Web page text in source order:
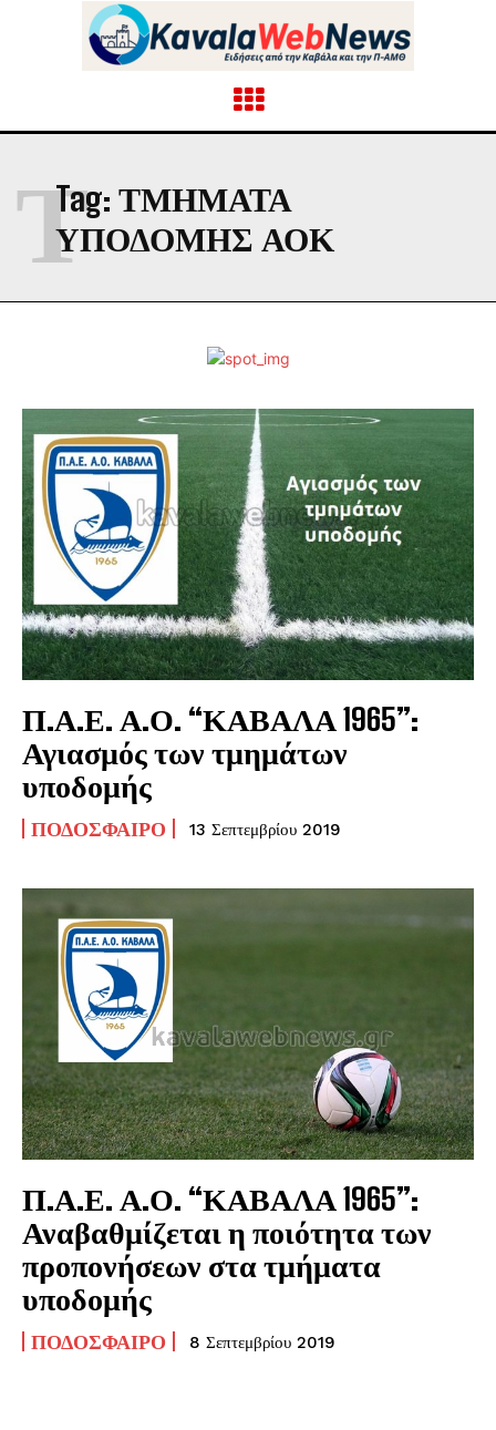
Tag: ΤΜΉΜΑΤΑ
ΥΠΟΔΟΜΉΣ ΑΟΚ
Τ
Π.Α.Ε. Α.Ο. “ΚΑΒΑΛΑ 1965”:
Αγιασμός των τμημάτων
υποδομής
ΠΟΔΌΣΦΑΙΡΟ 13 Σεπτεμβρίου 2019
Π.Α.Ε. Α.Ο. “ΚΑΒΑΛΑ 1965”:
Αναβαθμίζεται η ποιότητα των
προπονήσεων στα τμήματα
υποδομής
ΠΟΔΌΣΦΑΙΡΟ 8 Σεπτεμβρίου 2019